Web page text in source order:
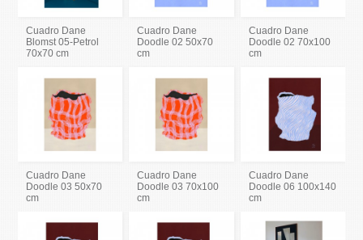
Cuadro Dane
Blomst 05-Petrol
70x70 cm
Cuadro Dane
Doodle 02 50x70
cm
Cuadro Dane
Doodle 02 70x100
cm
Cuadro Dane
Doodle 03 50x70
cm
Cuadro Dane
Doodle 03 70x100
cm
Cuadro Dane
Doodle 06 100x140
cm